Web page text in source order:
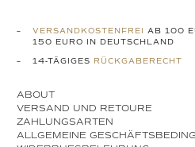
VERSANDKOSTENFREI
AB 100
150 EURO IN DEUTSCHLAND
14-TÄGIGES RÜCKGABERECHT
ABOUT
VERSAND UND RETOURE
ZAHLUNGSARTEN
ALLGEMEINE